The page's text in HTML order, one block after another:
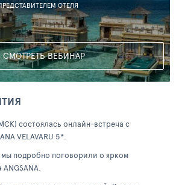
ОТЕЛЯ
СМОТРЕТЬ ВЕБИНАР
состоялась онлайн-встреча с
VELAVARU 5*.
подробно поговорили о ярком